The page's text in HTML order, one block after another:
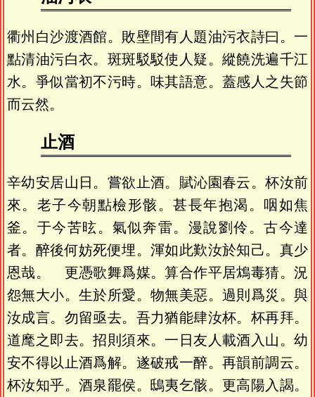
衢州白沙渡酒館。敗壁間有人題油污衣詩曰。一
點清油污白衣。斑斑駁駁使人疑。縱饒洗遍千江
水。爭似當初不污時。味其語意。蓋感人之失節
而云然。
止酒
辛幼安居山日。嘗欲止酒。賦沁園春云。杯汝前
來。老子今朝點檢形骸。甚長年抱渴。咽如焦
釜。于今苦昡。氣似奔雷。漫說劉伶。古今達
者。醉後何妨死便埋。渾如此歎汝於知己。真少
恩哉。 更憑歌舞爲媒。算合作平居鴆毒猜。況
怨無大小。生於所愛。物無美惡。過則爲災。與
汝成言。勿留亟去。吾力猶能肆汝杯。杯再拜。
道麾之即去。招則須來。一日友人載酒入山。幼
安不得以止酒爲解。遂破戒一醉。再韻前調云。
杯汝知乎。酒泉罷侯。鴟夷乞骸。更高陽入謁。